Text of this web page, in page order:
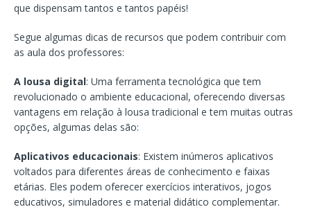
que dispensam tantos e tantos papéis!
Segue algumas dicas de recursos que podem contribuir com
as aula dos professores:
A lousa digital: Uma ferramenta tecnológica que tem
revolucionado o ambiente educacional, oferecendo diversas
vantagens em relação à lousa tradicional e tem muitas outras
opções, algumas delas são:
Aplicativos educacionais: Existem inúmeros aplicativos
voltados para diferentes áreas de conhecimento e faixas
etárias. Eles podem oferecer exercícios interativos, jogos
educativos, simuladores e material didático complementar.